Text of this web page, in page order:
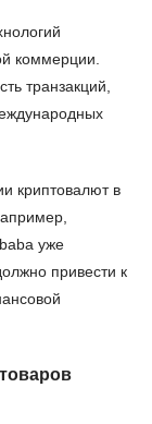
коммерции.
транзакций,
криптовалют в
уже
привести к